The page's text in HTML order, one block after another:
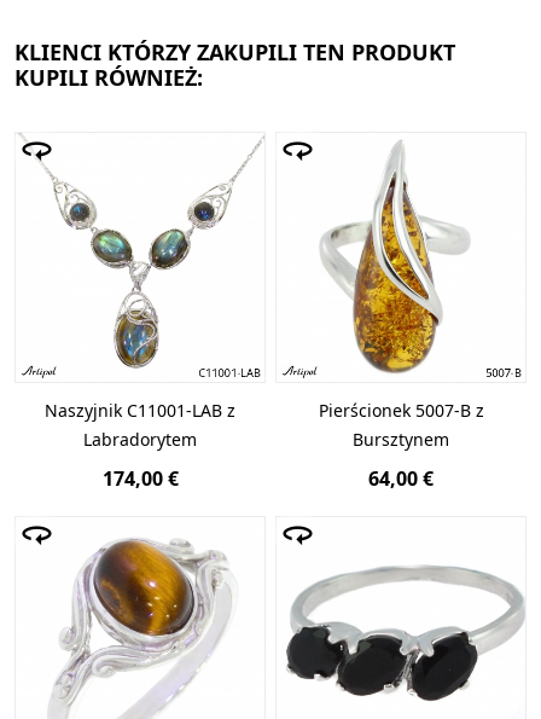
KLIENCI KTÓRZY ZAKUPILI TEN PRODUKT
KUPILI RÓWNIEŻ:
Naszyjnik C11001-LAB z
Labradorytem
174,00 €
Pierścionek 5007-B z
Bursztynem
64,00 €